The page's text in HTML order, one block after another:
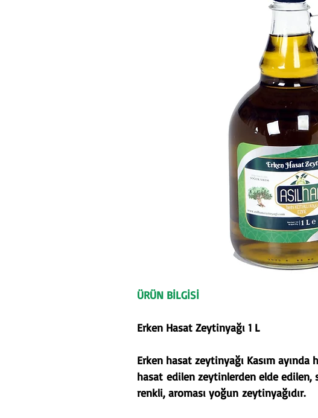
ÜRÜN BİLGİSİ
Erken Hasat Zeytinyağı 1 L
Erken hasat zeytinyağı Kasım ayında
hasat edilen zeytinlerden elde edilen,
renkli, aroması yoğun zeytinyağıdır.